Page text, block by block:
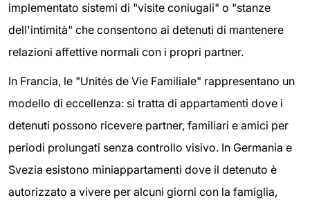
implementato sistemi di "visite coniugali" o "stanze
dell'intimità" che consentono ai detenuti di mantenere
relazioni affettive normali con i propri partner.
In Francia, le "Unités de Vie Familiale" rappresentano un
modello di eccellenza: si tratta di appartamenti dove i
detenuti possono ricevere partner, familiari e amici per
periodi prolungati senza controllo visivo. In Germania e
Svezia esistono miniappartamenti dove il detenuto è
autorizzato a vivere per alcuni giorni con la famiglia,